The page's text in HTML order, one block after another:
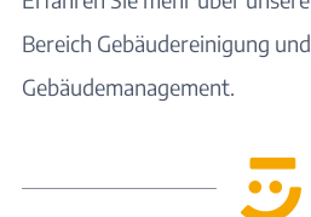
Bereich Gebäudereinigung und
Gebäudemanagement.